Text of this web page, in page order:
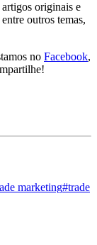
originais e
outros temas,
no Facebook,
marketing#trade